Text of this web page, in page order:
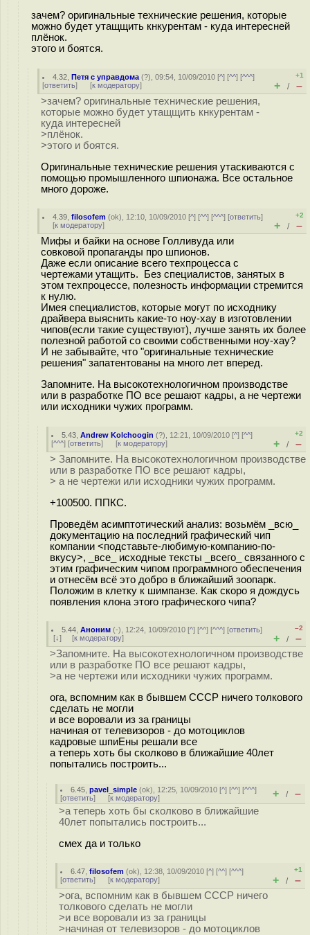
зачем? оригинальные технические решения, которые
можно будет утащщить кнкурентам - куда интересней
плёнок.
этого и боятся.
4.32 ,Петя с управдома (?), 09:54, 10/09/2010 [^] [^^] [^^^]
[ответить] [к модератору]
+1
+ / –
>зачем? оригинальные технические решения,
которые можно будет утащщить кнкурентам -
куда интересней
>плёнок.
>этого и боятся.
Оригинальные технические решения утаскиваются с
помощью промышленного шпионажа. Все остальное
много дороже.
4.39 ,filosofem (ok), 12:10, 10/09/2010 [^] [^^] [^^^] [ответить]
[к модератору]
+2
+ / –
Мифы и байки на основе Голливуда или
совковой пропаганды про шпионов.
Даже если описание всего техпроцесса с
чертежами утащить. Без специалистов, занятых в
этом техпроцессе, полезность информации стремится
к нулю.
Имея специалистов, которые могут по исходнику
драйвера выяснить какие-то ноу-хау в изготовлении
чипов(если такие существуют), лучше занять их более
полезной работой со своими собственными ноу-хау?
И не забывайте, что "оригинальные технические
решения" запатентованы на много лет вперед.
Запомните. На высокотехнологичном производстве
или в разработке ПО все решают кадры, а не чертежи
или исходники чужих программ.
5.43 ,Andrew Kolchoogin (?), 12:21, 10/09/2010 [^] [^^]
[^^^] [ответить] [к модератору]
+2
+ / –
> Запомните. На высокотехнологичном производстве
или в разработке ПО все решают кадры,
> а не чертежи или исходники чужих программ.
+100500. ППКС.
Проведём асимптотический анализ: возьмём _всю_
документацию на последний графический чип
компании <подставьте-любимую-компанию-по-
вкусу>, _все_ исходные тексты _всего_ связанного с
этим графическим чипом программного обеспечения
и отнесём всё это добро в ближайший зоопарк.
Положим в клетку к шимпанзе. Как скоро я дождусь
появления клона этого графического чипа?
5.44 ,Аноним (-), 12:24, 10/09/2010 [^] [^^] [^^^] [ответить]
[↓] [к модератору]
–2
+ / –
>Запомните. На высокотехнологичном производстве
или в разработке ПО все решают кадры,
>а не чертежи или исходники чужих программ.
ога, вспомним как в бывшем СССР ничего толкового
сделать не могли
и все воровали из за границы
начиная от телевизоров - до мотоциклов
кадровые шпиЕны решали все
а теперь хоть бы сколково в ближайшие 40лет
попытались построить...
6.45 ,pavel_simple (ok), 12:25, 10/09/2010 [^] [^^] [^^^]
[ответить] [к модератору] + / –
>а теперь хоть бы сколково в ближайшие
40лет попытались построить...
смех да и только
6.47 ,filosofem (ok), 12:38, 10/09/2010 [^] [^^] [^^^]
[ответить] [к модератору]
+1
+ / –
>ога, вспомним как в бывшем СССР ничего
толкового сделать не могли
>и все воровали из за границы
>начиная от телевизоров - до мотоциклов